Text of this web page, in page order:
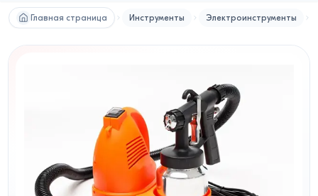
Главная страница Инструменты Электроинструменты